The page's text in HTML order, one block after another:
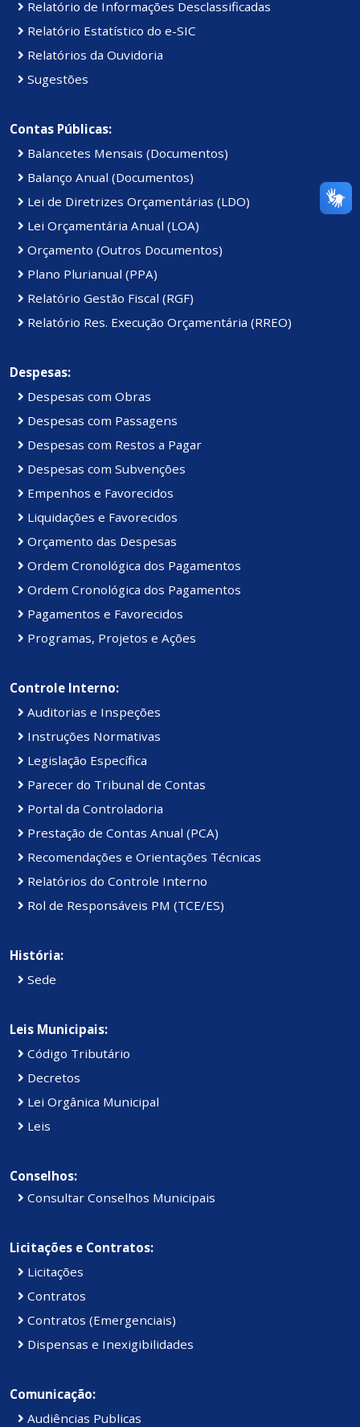
Relatório de Informações Desclassificadas
Relatório Estatístico do e-SIC
Relatórios da Ouvidoria
Sugestões
Contas Públicas:
Balancetes Mensais (Documentos)
Balanço Anual (Documentos)
Lei de Diretrizes Orçamentárias (LDO)
Lei Orçamentária Anual (LOA)
Orçamento (Outros Documentos)
Plano Plurianual (PPA)
Relatório Gestão Fiscal (RGF)
Relatório Res. Execução Orçamentária (RREO)
Despesas:
Despesas com Obras
Despesas com Passagens
Despesas com Restos a Pagar
Despesas com Subvenções
Empenhos e Favorecidos
Liquidações e Favorecidos
Orçamento das Despesas
Ordem Cronológica dos Pagamentos
Ordem Cronológica dos Pagamentos
Pagamentos e Favorecidos
Programas, Projetos e Ações
Controle Interno:
Auditorias e Inspeções
Instruções Normativas
Legislação Específica
Parecer do Tribunal de Contas
Portal da Controladoria
Prestação de Contas Anual (PCA)
Recomendações e Orientações Técnicas
Relatórios do Controle Interno
Rol de Responsáveis PM (TCE/ES)
História:
Sede
Leis Municipais:
Código Tributário
Decretos
Lei Orgânica Municipal
Leis
Conselhos:
Consultar Conselhos Municipais
Licitações e Contratos:
Licitações
Contratos
Contratos (Emergenciais)
Dispensas e Inexigibilidades
Comunicação:
Audiências Publicas